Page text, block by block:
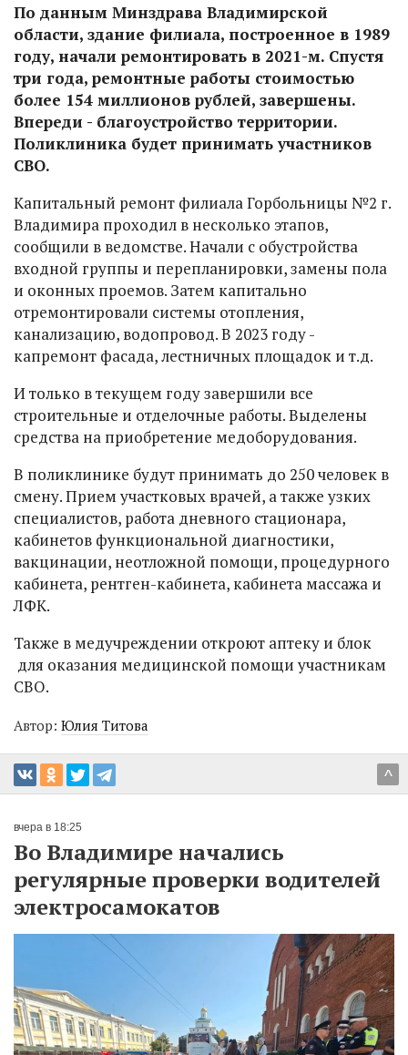
По данным Минздрава Владимирской
области, здание филиала, построенное в 1989
году, начали ремонтировать в 2021-м. Спустя
три года, ремонтные работы стоимостью
более 154 миллионов рублей, завершены.
Впереди - благоустройство территории.
Поликлиника будет принимать участников
СВО.
Капитальный ремонт филиала Горбольницы №2 г.
Владимира проходил в несколько этапов,
сообщили в ведомстве. Начали с обустройства
входной группы и перепланировки, замены пола
и оконных проемов. Затем капитально
отремонтировали системы отопления,
канализацию, водопровод. В 2023 году -
капремонт фасада, лестничных площадок и т.д.
И только в текущем году завершили все
строительные и отделочные работы. Выделены
средства на приобретение медоборудования.
В поликлинике будут принимать до 250 человек в
смену. Прием участковых врачей, а также узких
специалистов, работа дневного стационара,
кабинетов функциональной диагностики,
вакцинации, неотложной помощи, процедурного
кабинета, рентген-кабинета, кабинета массажа и
ЛФК.
Также в медучреждении откроют аптеку и блок
для оказания медицинской помощи участникам
СВО.
Автор: Юлия Титова
^
вчера в 18:25
Во Владимире начались
регулярные проверки водителей
электросамокатов